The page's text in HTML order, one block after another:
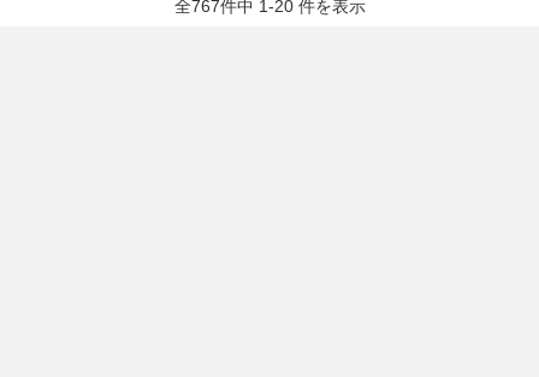
全767件中 1-20 件を表示